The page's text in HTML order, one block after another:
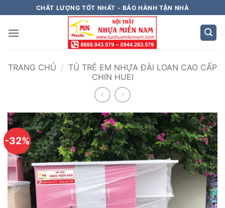
qua
nội
CHẤT LƯỢNG TỐT NHẤT - BẢO HÀNH TẬN NHÀ
TRANG CHỦ / TỦ TRẺ EM NHỰA ĐÀI LOAN CAO CẤP
CHIN HUEI
-32%